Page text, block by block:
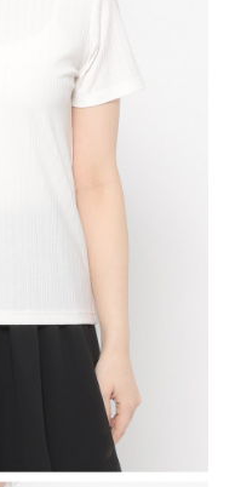
大哥付你分期系統評分，恕無
」於每月結算日後寄送繳費提
碼／台灣大直營門市／銀行轉
以下簡稱本公司）所提供，讓
，並由商店將買賣／分期付款
帳單繳交帳款。
關係目的，商店將以您的個人
哥大進項蒐集、處理及利用，
認、核對及更正。
oppay.tw/userRule
值。
帳。
將跳轉至「AFTEE先享後付」
完成結帳。
。
中的連結，可透過四大超商／
為交易完成。
但若您需要取消訂單，請聯絡
視為有效，需透過AFTEE先享
帳頁面顯示為準，若有關於
問，請聯繫「AFTEE先享後付
support/home
先享後付」服務完成之交
並將交易相關給付款項請求債